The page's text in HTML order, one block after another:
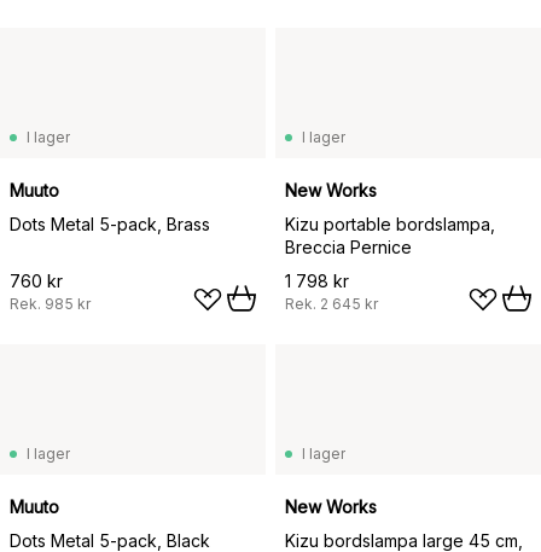
I lager
Muuto
Dots Metal 5-pack, Brass
760 kr
Rek. 985 kr
I lager
New Works
Kizu portable bordslampa,
Breccia Pernice
1 798 kr
Rek. 2 645 kr
I lager
Muuto
Dots Metal 5-pack, Black
I lager
New Works
Kizu bordslampa large 45 cm,